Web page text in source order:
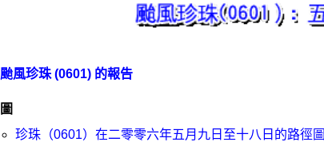
颱風珍珠 (0601) 的報告
圖
珍珠（0601）在二零零六年五月九日至十八日的路徑圖